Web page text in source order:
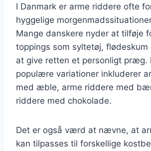
I Danmark er arme riddere ofte
hyggelige
Mange danskere nyder at tilføje
toppings som syltetøj,
at give retten et personligt præg.
populære variationer inkluderer
med æble, arme riddere med
riddere med chokolade.
Det er også værd at nævne, at
kan tilpasses til forskellige